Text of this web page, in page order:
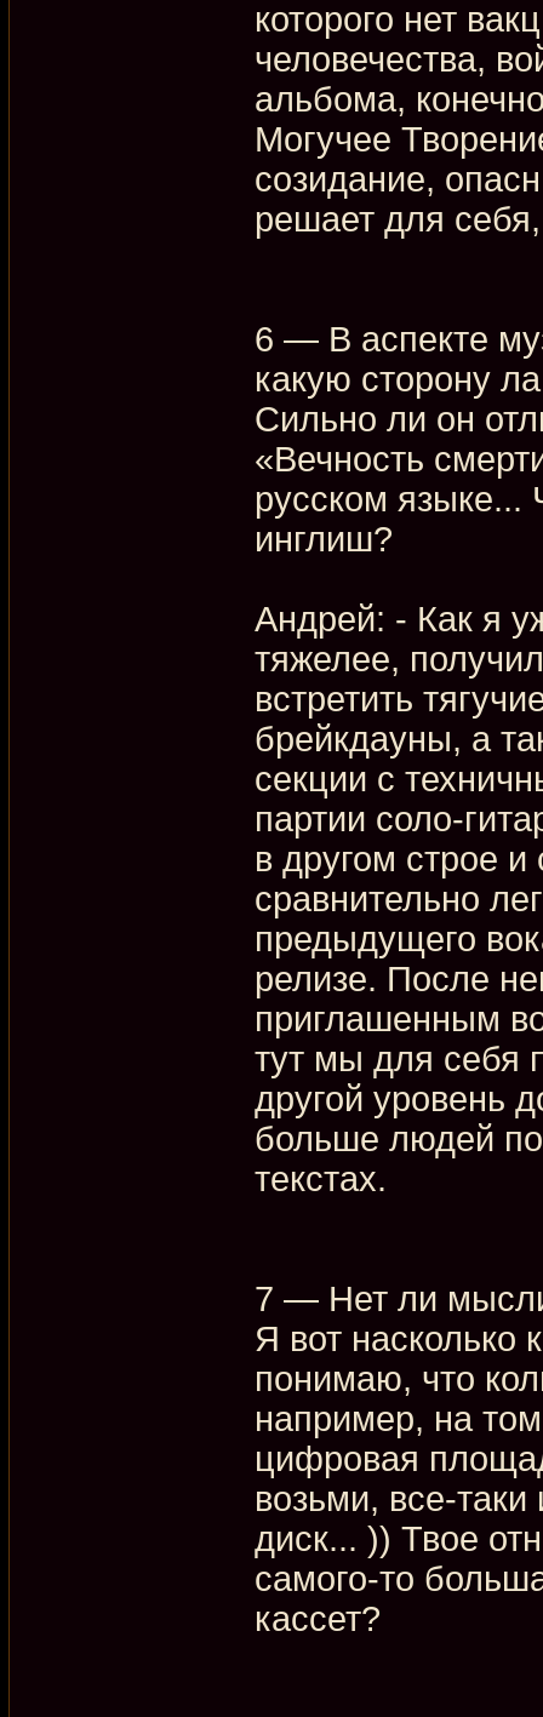
которого нет
человечества,
альбома,
Могучее
созидание,
решает для
6 — В аспекте
какую сторону
Сильно ли он
«Вечность
русском
инглиш?
Андрей: - Как я
тяжелее,
встретить
брейкдауны, а
секции с
партии соло-
в другом строе
сравнительно
предыдущего
релизе. После
приглашенным
тут мы для себя
другой уровень
больше людей
текстах.
7 — Нет ли
Я вот насколько
понимаю, что
например, на
цифровая
возьми, все-таки
диск... )) Твое
самого-то
кассет?